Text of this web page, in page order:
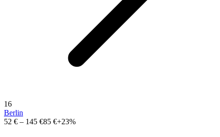
16
Berlin
52 € – 145 €85 €+23%